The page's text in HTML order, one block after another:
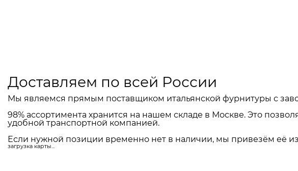
Доставляем по всей России
Мы являемся прямым поставщиком итальянской фурнитуры с
98% ассортимента хранится на нашем складе в Москве. Это
удобной транспортной компанией.
Если нужной позиции временно нет в наличии, мы привезём её
загрузка карты...